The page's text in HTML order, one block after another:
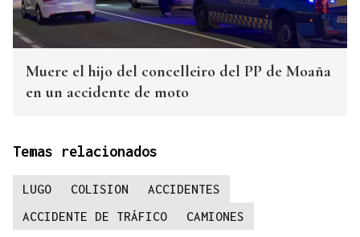
Muere el hijo del concelleiro del PP de Moaña
en un accidente de moto
Temas relacionados
LUGO COLISION
ACCIDENTES
ACCIDENTE DE TRÁFICO
CAMIONES